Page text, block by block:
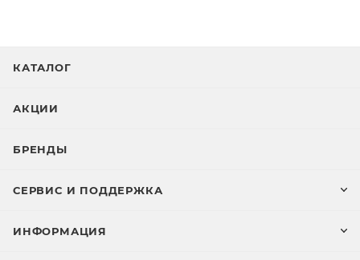
КАТАЛОГ
АКЦИИ
БРЕНДЫ
СЕРВИС И ПОДДЕРЖКА
ИНФОРМАЦИЯ